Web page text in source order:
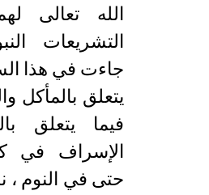
الله تعالى
التشريعات
جاءت في هذا
يتعلق بالمأكل
فيما يتعلق
الإسراف
حتى في النوم ،